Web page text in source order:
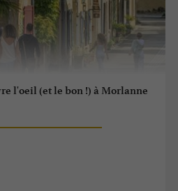
l'oeil (et le bon !) à Morlanne